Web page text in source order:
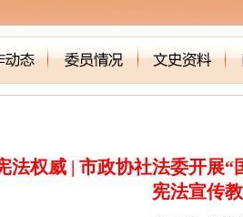
法权威 | 市政协社法委开展
宪法宣传